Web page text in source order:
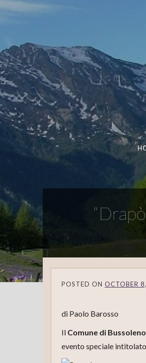
POSTED ON OCTOBER
di Paolo Barosso
Il Comune di Bussoleno
evento speciale